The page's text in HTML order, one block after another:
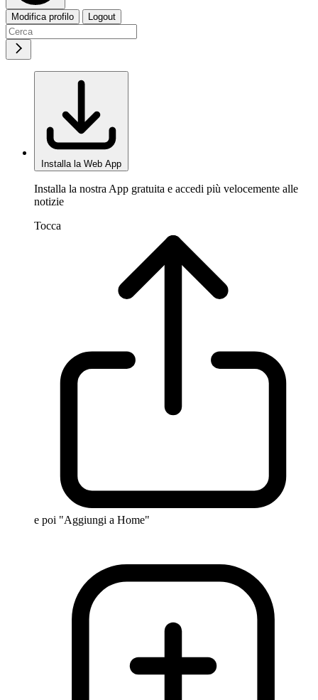
Modifica profilo Logout
Installa la Web App
Installa la nostra App gratuita e accedi più velocemente alle
notizie
Tocca
e poi "Aggiungi a Home"